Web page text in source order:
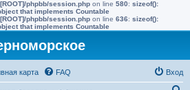
[ROOT]/phpbb/session.php on line 580: sizeof():
that implements Countable
[ROOT]/phpbb/session.php on line 636: sizeof():
that implements Countable
карта FAQ Вход